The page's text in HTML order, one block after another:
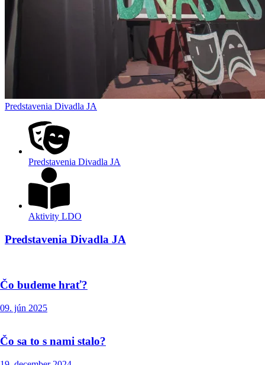
Predstavenia Divadla JA
Predstavenia Divadla JA
Aktivity LDO
Predstavenia Divadla JA
Čo budeme hrať?
09. jún 2025
Čo sa to s nami stalo?